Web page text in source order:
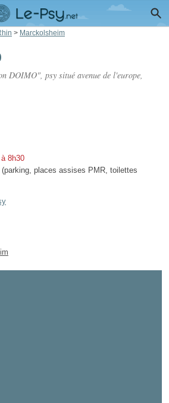
> Marckolsheim
DOIMO", psy situé avenue de l'europe,
8h30
(parking, places assises PMR, toilettes